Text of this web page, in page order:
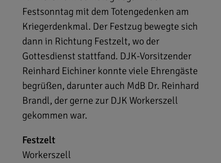
Festsonntag mit dem Totengedenken am
Kriegerdenkmal. Der Festzug bewegte sich
dann in Richtung Festzelt, wo der
Gottesdienst stattfand. DJK-Vorsitzender
Reinhard Eichiner konnte viele Ehrengäste
begrüßen, darunter auch MdB Dr. Reinhard
Brandl, der gerne zur DJK Workerszell
gekommen war.
Festzelt
Workerszell